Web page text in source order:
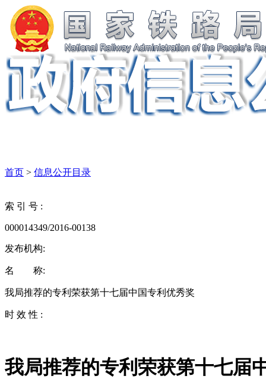
首页 > 信息公开目录
索 引 号 :
000014349/2016-00138
发布机构:
名 称:
我局推荐的专利荣获第十七届中国专利优秀奖
时 效 性 :
我局推荐的专利荣获第十七届